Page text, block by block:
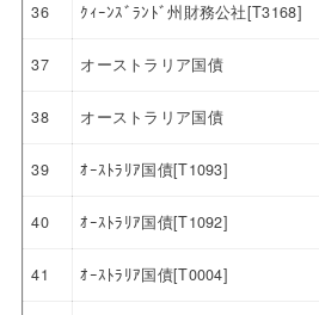
36 ｸｨｰﾝｽﾞﾗﾝﾄﾞ州財務公社[T3168]
37 オーストラリア国債
38 オーストラリア国債
39 ｵｰｽﾄﾗﾘｱ国債[T1093]
40 ｵｰｽﾄﾗﾘｱ国債[T1092]
41 ｵｰｽﾄﾗﾘｱ国債[T0004]